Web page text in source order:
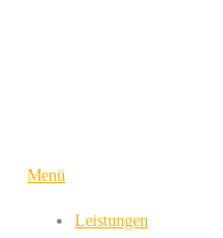
Menü
Leistungen